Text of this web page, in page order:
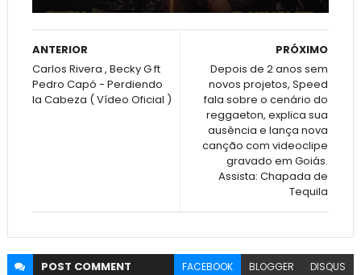
PRÓXIMO
Depois de 2 anos sem
novos projetos, Speed
fala sobre o cenário do
reggaeton, explica sua
ausência e lança nova
canção com videoclipe
gravado em Goiás.
Assista: Chapada de
Tequila
ANTERIOR
Carlos Rivera , Becky G ft
Pedro Capó - Perdiendo
la Cabeza ( Vídeo Oficial )
POST COMMENT FACEBOOK BLOGGER DISQUS